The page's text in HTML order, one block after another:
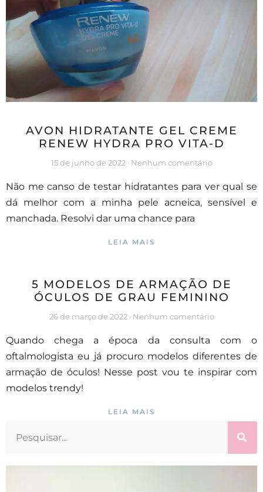
AVON HIDRATANTE GEL CREME
RENEW HYDRA PRO VITA-D
15 de junho de 2022 Nenhum comentário
Não me canso de testar hidratantes para ver qual se
dá melhor com a minha pele acneica, sensível e
manchada. Resolvi dar uma chance para
LEIA MAIS
5 MODELOS DE ARMAÇÃO DE
ÓCULOS DE GRAU FEMININO
26 de março de 2022 Nenhum comentário
Quando chega a época da consulta com o
oftalmologista eu já procuro modelos diferentes de
armação de óculos! Nesse post vou te inspirar com
modelos trendy!
LEIA MAIS